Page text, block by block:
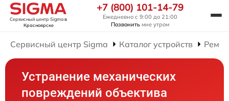
Сервисный центр Sigmaв
Красноярске
+7 (800) 101-14-79
Ежедневно с 9:00 до 21:00
Позвонить мне утром
Сервисный центр Sigma Каталог устройств
Устранение механических
повреждений объектива